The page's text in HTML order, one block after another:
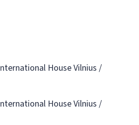
House Vilnius /
House Vilnius /